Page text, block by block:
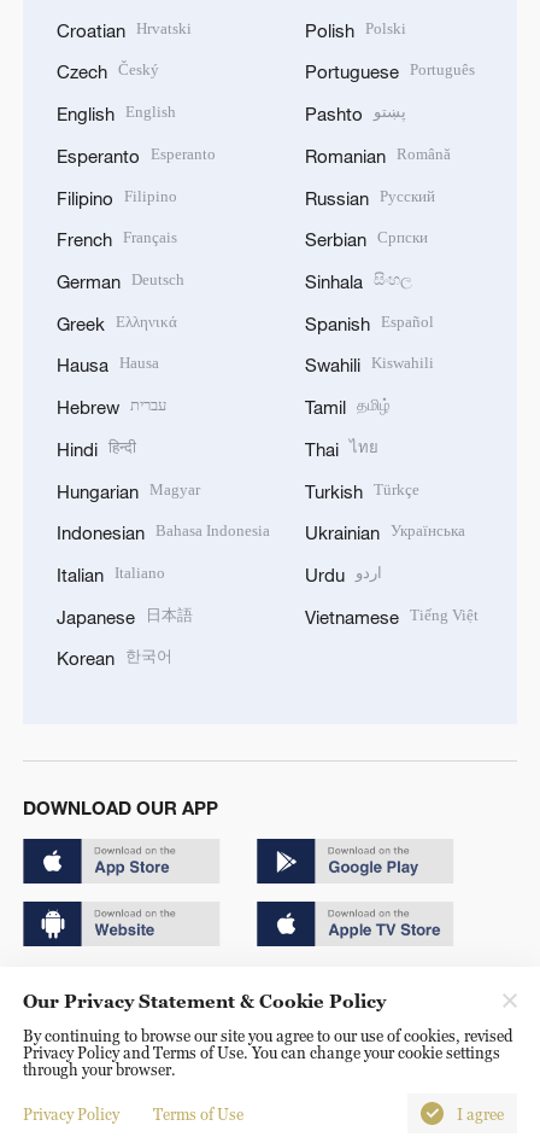
Croatian Hrvatski
Czech Český
English English
Esperanto Esperanto
Filipino Filipino
French Français
German Deutsch
Greek Ελληνικά
Hausa Hausa
Hebrew עברית
Hindi हिन्दी
Hungarian Magyar
Indonesian Bahasa Indonesia
Italian Italiano
Japanese 日本語
Korean 한국어
Polish Polski
Portuguese Português
Pashto پښتو
Romanian Română
Russian Русский
Serbian Српски
Sinhala සිංහල
Spanish Español
Swahili Kiswahili
Tamil தமிழ்
Thai ไทย
Turkish Türkçe
Ukrainian Українська
Urdu اردو
Vietnamese Tiếng Việt
DOWNLOAD OUR APP
京ICP备20000184号
京公网安备 11010502050052号
Disinformation report hotline: 010-85061466
Our Privacy Statement & Cookie Policy
By continuing to browse our site you agree to our use of cookies, revised
Privacy Policy and Terms of Use. You can change your cookie settings
through your browser.
Privacy Policy Terms of Use I agree